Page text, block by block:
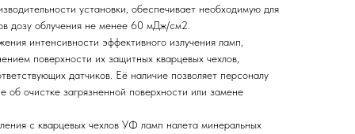
установки, обеспечивает необходимую для
дозу облучения не менее 60 мДж/см2.
интенсивности эффективного излучения ламп,
поверхности их защитных кварцевых чехлов,
датчиков. Её наличие позволяет персоналу
об очистке загрязненной поверхности или замене
с кварцевых чехлов УФ ламп налета минеральных